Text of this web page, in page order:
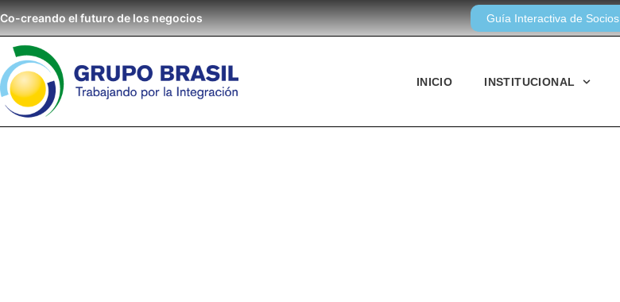
Co-creando el futuro de los negocios Guía Interactiva de Socios
INICIO INSTITUCIONAL